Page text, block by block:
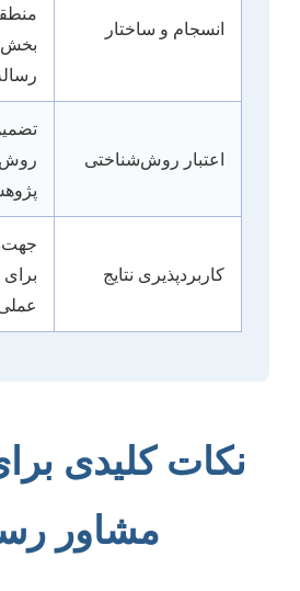
انسجام و ساختار
اعتبار روش‌شناختی
کاربردپذیری نتایج
برای
نکات کلیدی
مشاور